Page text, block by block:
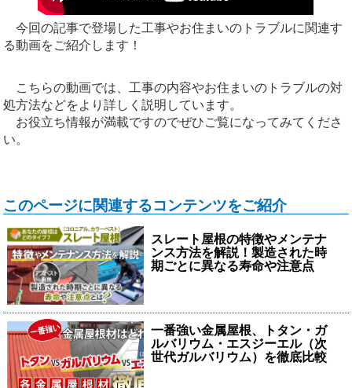
今回の記事で登場した工事やお住まいのトラブルに関連す
る動画をご紹介します！
こちらの動画では、工事の内容やお住まいのトラブルの対
処方法などをより詳しく説明しています。
お役立ち情報が満載ですのでぜひご覧になってみてくださ
い。
このページに関連するコンテンツをご紹介
スレート屋根の特徴やメンテナ
ンス方法を解説！製造された時
期ごとに異なる寿命や注意点
一番強い金属屋根、トタン・ガ
ルバリウム・エスジーエル（次
世代ガルバリウム）を徹底比較